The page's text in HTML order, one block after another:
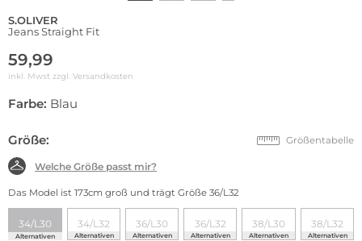
S.OLIVER
Jeans Straight Fit
59,99
inkl. Mwst zzgl. Versandkosten
Farbe: Blau
Größe: Größentabelle
Welche Größe passt mir?
Das Model ist 173cm groß und trägt Größe 36/L32
34/L30
Alternativen
34/L32
Alternativen
36/L30
Alternativen
36/L32
Alternativen
38/L30
Alternativen
38/L32
Alternativen